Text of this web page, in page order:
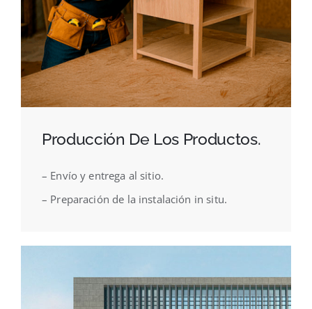
Producción De Los Productos.
– Envío y entrega al sitio.
– Preparación de la instalación in situ.